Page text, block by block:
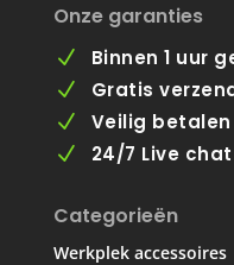
Onze garanties
N Binnen 1 uur
N Gratis
N Veilig betalen
N 24/7 Live chat
Categorieën
Werkplek accessoires